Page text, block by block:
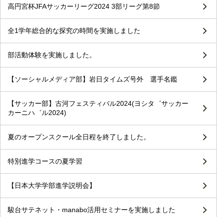
高円宮杯JFAサッカーリーグ2024 3部リーグ第8節
全1学年総合的な探究の時間を実施しました
部活動体験を実施しました。
【ソーシャルメディア部】岩日タイムズ号外 選手名鑑
【サッカー部】古河フェスティバル2024(ヨシタ゛サッカー
カーニハ゛ル2024)
夏のオープンスクール全日程を終了しました。
特別進学コースの夏学習
【日本大学学部進学説明会】
駿台サテネット・manabo活用セミナーを実施しました